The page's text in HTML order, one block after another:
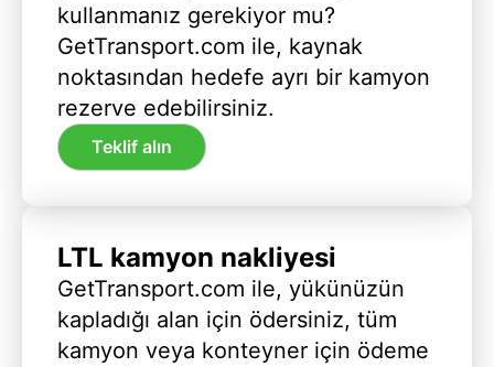
kullanmanız gerekiyor mu?
GetTransport.com ile, kaynak
noktasından hedefe ayrı bir kamyon
rezerve edebilirsiniz.
Teklif alın
LTL kamyon nakliyesi
GetTransport.com ile, yükünüzün
kapladığı alan için ödersiniz, tüm
kamyon veya konteyner için ödeme